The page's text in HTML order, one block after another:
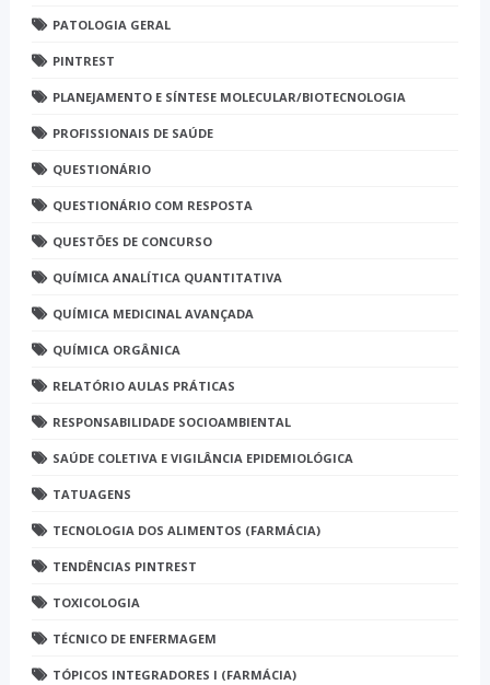
PATOLOGIA GERAL
PINTREST
PLANEJAMENTO E SÍNTESE MOLECULAR/BIOTECNOLOGIA
PROFISSIONAIS DE SAÚDE
QUESTIONÁRIO
QUESTIONÁRIO COM RESPOSTA
QUESTÕES DE CONCURSO
QUÍMICA ANALÍTICA QUANTITATIVA
QUÍMICA MEDICINAL AVANÇADA
QUÍMICA ORGÂNICA
RELATÓRIO AULAS PRÁTICAS
RESPONSABILIDADE SOCIOAMBIENTAL
SAÚDE COLETIVA E VIGILÂNCIA EPIDEMIOLÓGICA
TATUAGENS
TECNOLOGIA DOS ALIMENTOS (FARMÁCIA)
TENDÊNCIAS PINTREST
TOXICOLOGIA
TÉCNICO DE ENFERMAGEM
TÓPICOS INTEGRADORES I (FARMÁCIA)